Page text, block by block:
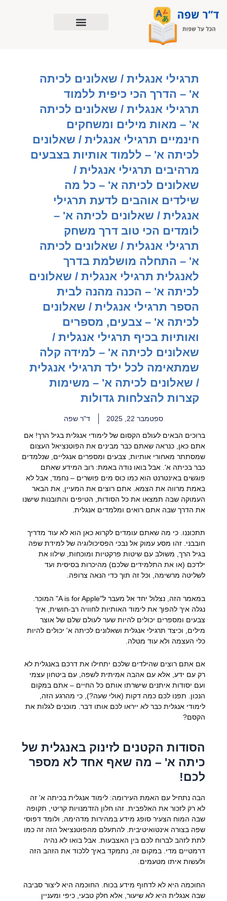
לתוכן
תרגילי אנגלית / שאלונים לכיתה
א' – הדרך הכי כיפית ללמוד
תרגילי אנגלית / שאלונים לכיתה
א' – מאות מילים ומשחקים
חינמיים תרגילי אנגלית / שאלונים
לכיתה א' – ללמוד אותיות בצבעים
מרהיבים תרגילי אנגלית /
שאלונים לכיתה א' – כל מה
שילדים אוהבים לדעת תרגילי
אנגלית / שאלונים לכיתה א' –
לומדים הכי טוב דרך משחק
תרגילי אנגלית / שאלונים לכיתה
א' – התחלה מושלמת בדרך
לאנגלית תרגילי אנגלית / שאלונים
לכיתה א' – הכנה מהנה לבית
הספר תרגילי אנגלית / שאלונים
לכיתה א' – צבעים, מספרים
ואותיות בכיף תרגילי אנגלית /
שאלונים לכיתה א' – למידה קלה
שמתאימה לכל ילד תרגילי אנגלית
/ שאלונים לכיתה א' – משימות
קצרות להצלחות גדולות
ספטמבר 22, 2025 ד"ר שפה
ברוכים הבאים לעולם הקסום של לימודי אנגלית בגיל הרך! אם
אתם כאן, כנראה שאתם כבר מבינים את הפוטנציאל העצום
שמסתתר מאחורי אותיות, צבעים ומספרים אנגליים, שנלמדים
כבר בכיתה א'. אבל בואו נודה באמת: רוב המידע שאתם
פוגשים באינטרנט הוא כמו כוס מים פושרים – נחמד, אבל לא
באמת מרווה את הצמא. אתם רוצים את המעיין, את הבאר
העמוקה שבה תמצאו את כל הסודות, הטיפים והתובנות שישנו
את הדרך שבה אתם רואים ומלמדים אנגלית.
תתכוננו. כי מה שאתם עומדים לקרוא כאן הוא לא עוד מדריך
חובבני. זהו מסע עמוק אל נבכי הפסיכולוגיה של למידת שפה
בגיל הרך, משולב עם שיטות פרקטיות ומוכחות, שילוו את
ילדכם (או את התלמידים שלכם) מהיכרות בסיסית ועד
לשליטה מרשימה, וכל זה תוך כדי הנאה צרופה.
במאמר הזה, נצלול יחד אל מעבר ל"A is for Apple" המוכר.
נגלה איך להפוך את לימוד האותיות לחוויה רב-חושית, איך
צבעים ומספרים יכולים להיות שער לעולם שלם של אוצר
מילים, וכיצד תרגילי אנגלית ושאלונים לכיתה א' יכולים להיות
כלי העצמה ולא עוד מטלה.
אם אתם רוצים שהילדים שלכם יתחילו את דרכם באנגלית לא
רק עם ידע, אלא עם אהבה אמיתית לשפה, עם ביטחון עצמי
ועם יסודות איתנים שישרתו אותם כל החיים – אתם במקום
הנכון. תפנו לכם כמה דקות (אולי שעה?), כי מהרגע הזה,
לימודי אנגלית כבר לא ייראו לכם אותו דבר. מוכנים לגלות את
הקסם?
הסודות הקטנים לזינוק באנגלית של
כיתה א' – מה שאף אחד לא מספר
לכם!
הבה נתחיל עם האמת העירומה: לימוד אנגלית בכיתה א' זה
לא רק לזכור את האלפבית. זהו חלון הזדמנויות קריטי, תקופה
שבה המוח הצעיר סופג מידע במהירות מדהימה, ולומד דפוסי
שפה בצורה אינטואיטיבית. להתעלם מהפוטנציאל הזה זה כמו
לתת לזהב לברוח לכם בין האצבעות. אבל בואו לא נהיה
דרמטיים מדי. במקום זה, נתמקד באיך ללכוד את הזהב הזה
ולעשות איתו מטעמים.
החוכמה היא לא לדחוף מידע בכוח. החוכמה היא ליצור סביבה
שבה אנגלית היא לא שיעור, אלא חלק טבעי, כיפי ומעניין